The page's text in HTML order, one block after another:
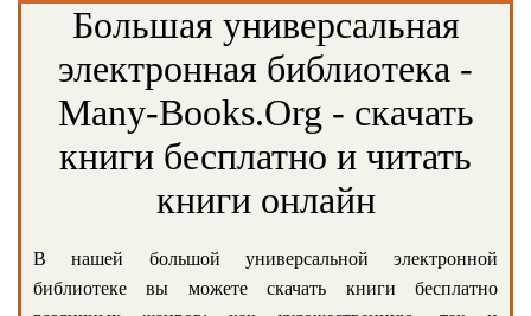
Большая универсальная
электронная библиотека -
Many-Books.Org - скачать
книги бесплатно и читать
книги онлайн
В нашей большой универсальной электронной
библиотеке вы можете скачать книги бесплатно